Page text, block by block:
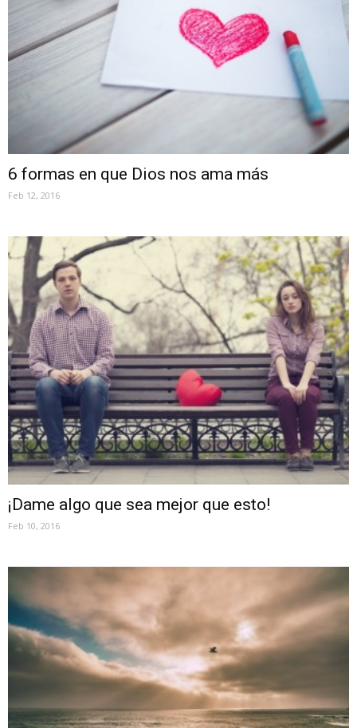
6 formas en que Dios nos ama más
Feb 12, 2016
¡Dame algo que sea mejor que esto!
Feb 10, 2016